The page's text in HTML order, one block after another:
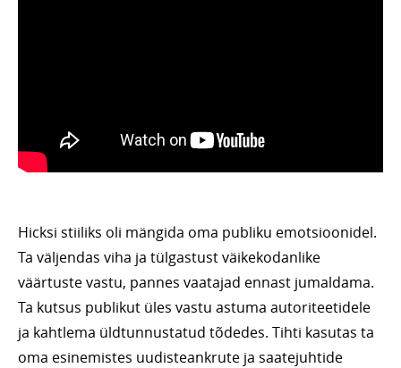
Hicksi stiiliks oli mängida oma publiku emotsioonidel.
Ta väljendas viha ja tülgastust väikekodanlike
väärtuste vastu, pannes vaatajad ennast jumaldama.
Ta kutsus publikut üles vastu astuma autoriteetidele
ja kahtlema üldtunnustatud tõdedes. Tihti kasutas ta
oma esinemistes uudisteankrute ja saatejuhtide